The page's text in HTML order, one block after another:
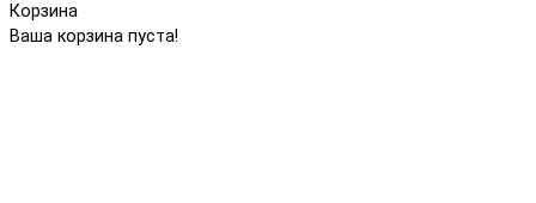
Корзина
Ваша корзина пуста!